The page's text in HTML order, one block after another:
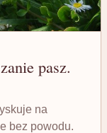
pasz.
na
bez powodu.